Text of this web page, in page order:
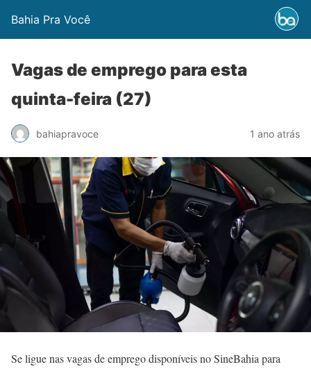
Bahia Pra Você
Vagas de emprego para esta
quinta-feira (27)
bahiapravoce 1 ano atrás
Se ligue nas vagas de emprego disponíveis no SineBahia para